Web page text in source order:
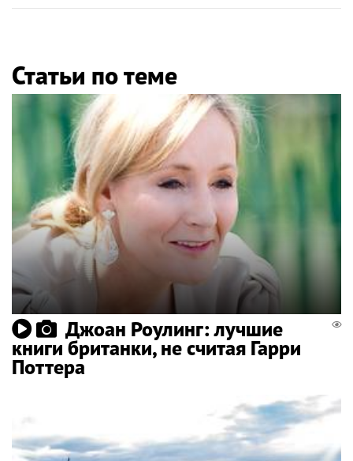
Статьи по теме
Джоан Роулинг: лучшие
книги британки, не считая Гарри
Поттера